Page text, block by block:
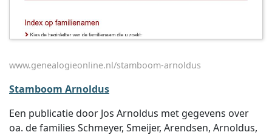
www.genealogieonline.nl/stamboom-arnoldus
Stamboom Arnoldus
Een publicatie door Jos Arnoldus met gegevens over
oa. de families Schmeyer, Smeijer, Arendsen, Arnoldus,